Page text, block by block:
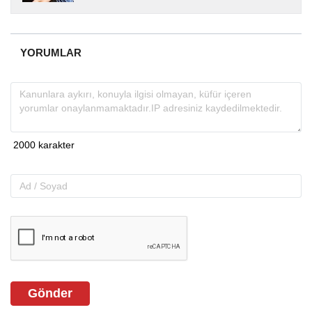
almakta, haber akışı...
YORUMLAR
Gönder